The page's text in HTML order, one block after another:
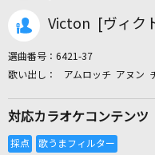
カ
Victon [ヴィク
選曲番号： 6421-37
アムロッチ アヌン
対応カラオケコンテンツ